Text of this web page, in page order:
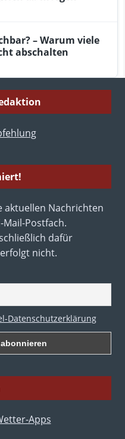
– Warum viele
abschalten
aktuellen Nachrichten
Postfach.
dafür
nicht.
Datenschutzerklärung